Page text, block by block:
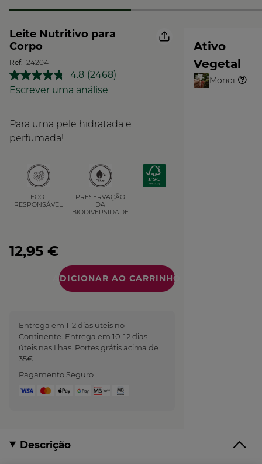
Leite Nutritivo para
Corpo
Ref. 24204
4.8 Leu
2468
a
(2468)
Escrever uma análise
Para uma pele hidratada e
perfumada!
ECO-
RESPONSÁVEL
PRESERVAÇÃO
DA
BIODIVERSIDADE
12,95 €
Quantidade
Entrega em 1-2 dias úteis no
Continente. Entrega em 10-12 dias
úteis nas Ilhas. Portes grátis acima de
35€
Pagamento Seguro
Ativo
Vegetal
O
Monoï
Descrição